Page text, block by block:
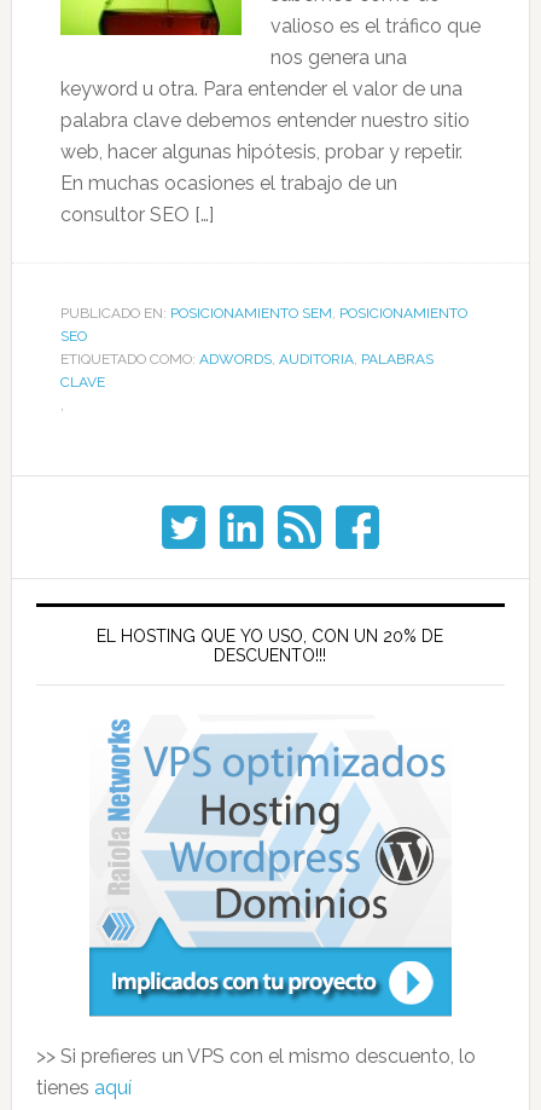
valioso es el tráfico que
nos genera una
keyword u otra. Para entender el valor de una
palabra clave debemos entender nuestro sitio
web, hacer algunas hipótesis, probar y repetir.
En muchas ocasiones el trabajo de un
consultor SEO […]
PUBLICADO EN: POSICIONAMIENTO SEM, POSICIONAMIENTO
SEO
ETIQUETADO COMO: ADWORDS, AUDITORIA, PALABRAS
CLAVE
,
EL HOSTING QUE YO USO, CON UN 20% DE
DESCUENTO!!!
>> Si prefieres un VPS con el mismo descuento, lo
tienes aquí